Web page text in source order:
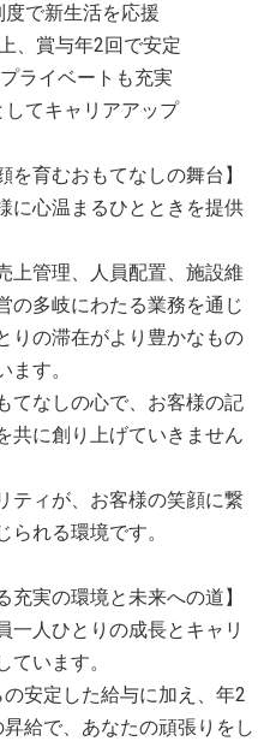
で新生活を応援
、賞与年2回で安定
ライベートも充実
てキャリアアップ
を育むおもてなしの舞台】
に心温まるひとときを提供
上管理、人員配置、施設維
の多岐にわたる業務を通じ
りの滞在がより豊かなもの
ます。
てなしの心で、お客様の記
共に創り上げていきません
ティが、お客様の笑顔に繋
られる環境です。
充実の環境と未来への道】
一人ひとりの成長とキャリ
ています。
安定した給与に加え、年2
給で、あなたの頑張りをし